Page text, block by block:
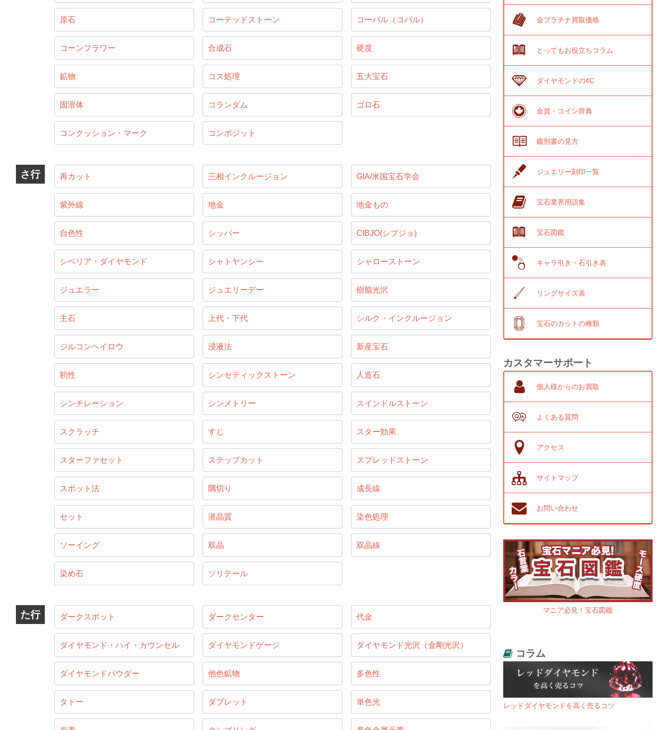
原石 コーテッドストーン コーパル（コパル）
コーンフラワー 合成石 硬度
鉱物 コス処理 五大宝石
固溶体 コランダム ゴロ石
コンクッション・マーク コンポジット
さ行 再カット 三相インクルージョン GIA/米国宝石学会
紫外線 地金 地金もの
自色性 シッパー CIBJO(シブジョ)
シベリア・ダイヤモンド シャトヤンシー シャローストーン
ジュエラー ジュエリーデー 樹脂光沢
主石 上代・下代 シルク・インクルージョン
ジルコンヘイロウ 浸液法 新産宝石
靭性 シンセティックストーン 人造石
シンチレーション シンメトリー スインドルストーン
スクラッチ すじ スター効果
スターファセット ステップカット スプレッドストーン
スポット法 隅切り 成長線
セット 潜晶質 染色処理
ソーイング 双晶 双晶線
染め石 ソリテール
た行 ダークスポット ダークセンター 代金
ダイヤモンド・ハイ・カウンセル ダイヤモンドゲージ ダイヤモンド光沢（金剛光沢）
ダイヤモンドパウダー 他色鉱物 多色性
タトー ダブレット 単色光
金プラチナ買取価格
とってもお役立ちコラム
ダイヤモンドの4C
金貨・コイン辞典
鑑別書の見方
ジュエリー刻印一覧
宝石業界用語集
宝石図鑑
キャラ引き・石引き表
リングサイズ表
宝石のカットの種類
カスタマーサポート
個人様からのお買取
よくある質問
アクセス
サイトマップ
お問い合わせ
マニア必見！宝石図鑑
コラム
レッドダイヤモンドを高く売るコツ